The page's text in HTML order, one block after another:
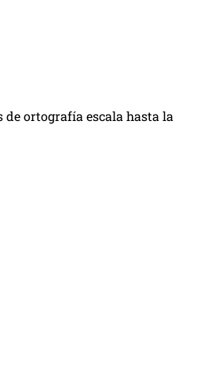
de ortografía escala hasta la